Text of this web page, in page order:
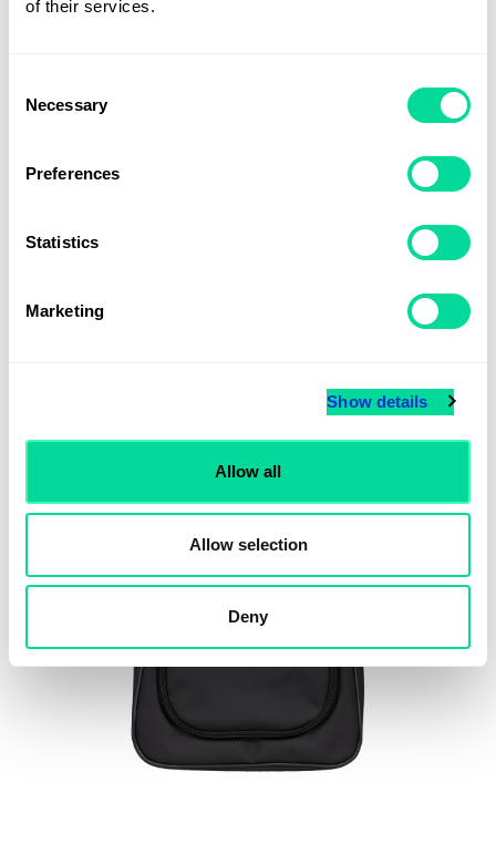
of their services.
Selection
Necessary
Preferences
Statistics
Marketing
Show details
Allow all
Allow selection
Deny